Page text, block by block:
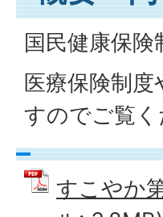
国民健康保険
医療保険制
すのでご覧く
すこやか